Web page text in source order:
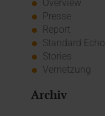
Overview
Presse
Report
Standard Echo
Stories
Vernetzung
Archiv